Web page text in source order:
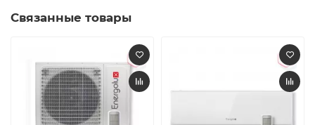
Связанные товары